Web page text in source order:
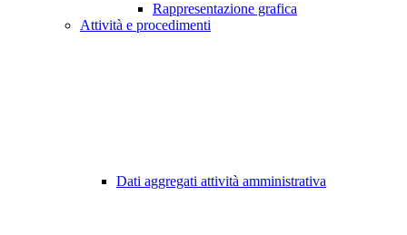
Rappresentazione grafica
Attività e procedimenti
Dati aggregati attività amministrativa